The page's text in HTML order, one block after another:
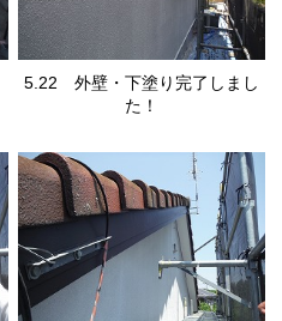
5.22 外壁・下塗り完了しまし
た！